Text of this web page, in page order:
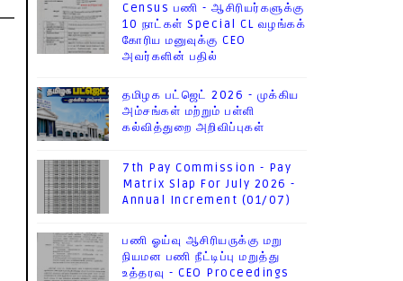
Census பணி - ஆசிரியர்களுக்கு
10 நாட்கள் Special CL வழங்கக்
கோரிய மனுவுக்கு CEO
அவர்களின் பதில்
தமிழக பட்ஜெட் 2026 - முக்கிய
அம்சங்கள் மற்றும் பள்ளி
கல்வித்துறை அறிவிப்புகள்
7th Pay Commission - Pay
Matrix Slap For July 2026 -
Annual Increment (01/07)
பணி ஓய்வு ஆசிரியருக்கு மறு
நியமன பணி நீட்டிப்பு மறுத்து
உத்தரவு - CEO Proceedings